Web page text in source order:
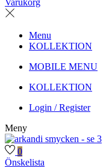
Varukorg
Menu
KOLLEKTION
MOBILE MENU
KOLLEKTION
Login / Register
Meny
0
Önskelista